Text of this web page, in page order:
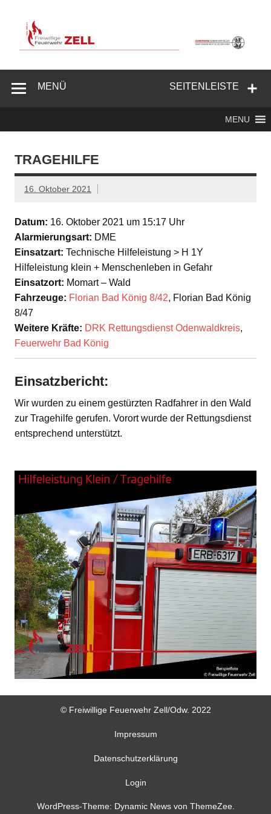
springen
Feuerwehr
SEITENLEISTE
MENÜ
MENU
TRAGEHILFE
16. Oktober 2021
Datum: 16. Oktober 2021 um 15:17 Uhr
Alarmierungsart: DME
Einsatzart: Technische Hilfeleistung > H 1Y
Hilfeleistung klein + Menschenleben in Gefahr
Einsatzort: Momart – Wald
Fahrzeuge: Florian Bad König 8/42, Florian Bad König
8/47
Weitere Kräfte: DRK Rettungsdienst Odenwaldkreis,
Feuerwehr Bad König
Einsatzbericht:
Wir wurden zu einem gestürzten Radfahrer in den Wald
zur Tragehilfe gerufen. Vorort wurde der Rettungsdienst
entsprechend unterstützt.
© Freiwillige Feuerwehr Zell/Odw. 2022
Impressum
Datenschutzerklärung
Login
WordPress-Theme: Dynamic News von ThemeZee.